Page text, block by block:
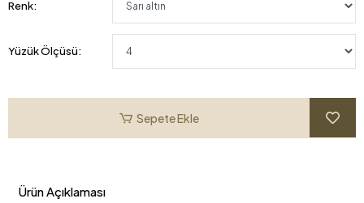
Renk:
Yüzük Ölçüsü:
Sepete Ekle
Ürün Açıklaması